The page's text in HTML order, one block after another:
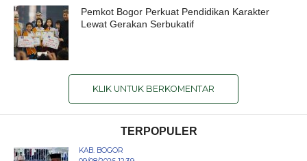
Pemkot Bogor Perkuat Pendidikan Karakter
Lewat Gerakan Serbukatif
KLIK UNTUK BERKOMENTAR
TERPOPULER
KAB. BOGOR